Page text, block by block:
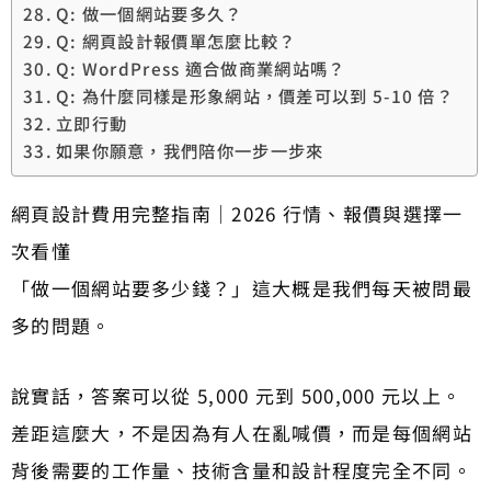
Q: 做一個網站要多久？
Q: 網頁設計報價單怎麼比較？
Q: WordPress 適合做商業網站嗎？
Q: 為什麼同樣是形象網站，價差可以到 5-10 倍？
立即行動
如果你願意，我們陪你一步一步來
網頁設計費用完整指南｜2026 行情、報價與選擇一
次看懂
「做一個網站要多少錢？」這大概是我們每天被問最
多的問題。
說實話，答案可以從 5,000 元到 500,000 元以上。
差距這麼大，不是因為有人在亂喊價，而是每個網站
背後需要的工作量、技術含量和設計程度完全不同。